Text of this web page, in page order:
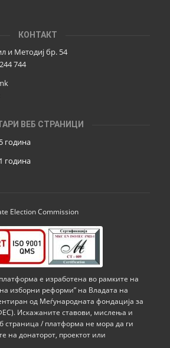
КОНТАКТ
и Методиј бр. 54
744
ВЕБ СТРАНИЦИ
година
година
Election Commission
е изработена во рамките на
изборни реформи” на Владата на
од Меѓународната фондација за
Искажаните ставови, мислења и
страница / платформа не мора да ги
на донаторот, проектот или